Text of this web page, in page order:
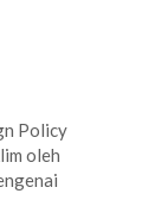
Policy
oleh